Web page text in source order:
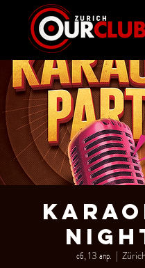
сб, 13 апр.
  |
Zürich